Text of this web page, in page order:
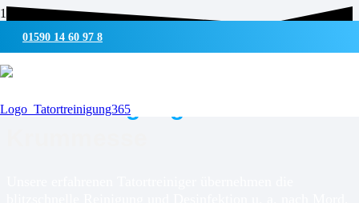
01590 14 60 97 8
UMWELTSCHONENDE REINIGUNG & DESINFEKTION
Tatortreinigung für